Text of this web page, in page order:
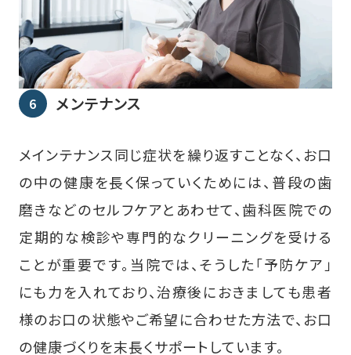
メンテナンス
メインテナンス同じ症状を繰り返すことなく、お口
の中の健康を長く保っていくためには、普段の歯
磨きなどのセルフケアとあわせて、歯科医院での
定期的な検診や専門的なクリーニングを受ける
ことが重要です。当院では、そうした「予防ケア」
にも力を入れており、治療後におきましても患者
様のお口の状態やご希望に合わせた方法で、お口
の健康づくりを末長くサポートしています。